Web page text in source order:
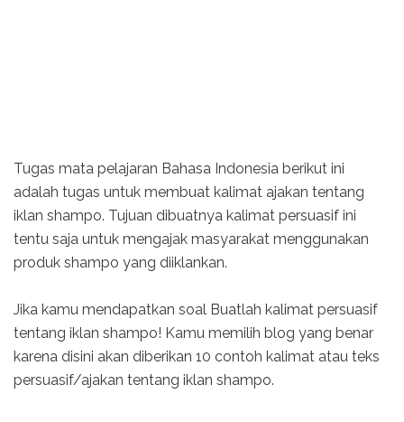
Tugas mata pelajaran Bahasa Indonesia berikut ini
adalah tugas untuk membuat kalimat ajakan tentang
iklan shampo. Tujuan dibuatnya kalimat persuasif ini
tentu saja untuk mengajak masyarakat menggunakan
produk shampo yang diiklankan.
Jika kamu mendapatkan soal Buatlah kalimat persuasif
tentang iklan shampo! Kamu memilih blog yang benar
karena disini akan diberikan 10 contoh kalimat atau teks
persuasif/ajakan tentang iklan shampo.